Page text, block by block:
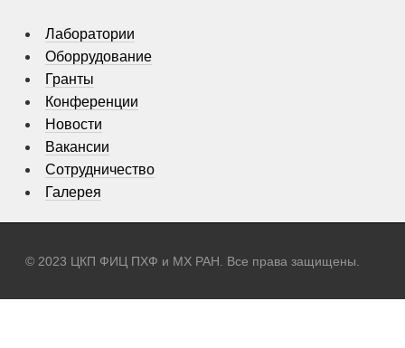
Лаборатории
Оборрудование
Гранты
Конференции
Новости
Вакансии
Сотрудничество
Галерея
© 2023 ЦКП ФИЦ ПХФ и МХ РАН. Все права защищены.